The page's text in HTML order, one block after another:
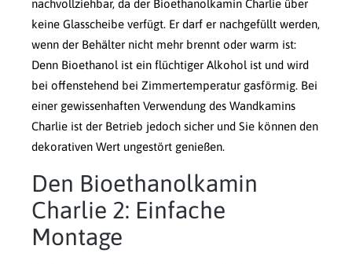
nachvollziehbar, da der Bioethanolkamin Charlie über
keine Glasscheibe verfügt. Er darf er nachgefüllt werden,
wenn der Behälter nicht mehr brennt oder warm ist:
Denn Bioethanol ist ein flüchtiger Alkohol ist und wird
bei offenstehend bei Zimmertemperatur gasförmig. Bei
einer gewissenhaften Verwendung des Wandkamins
Charlie ist der Betrieb jedoch sicher und Sie können den
dekorativen Wert ungestört genießen.
Den Bioethanolkamin
Charlie 2: Einfache
Montage